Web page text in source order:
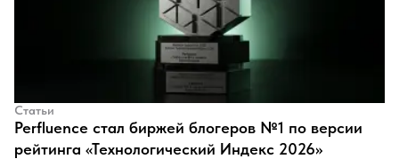
Статьи
Perfluence стал биржей блогеров №1 по версии
рейтинга «Технологический Индекс 2026»